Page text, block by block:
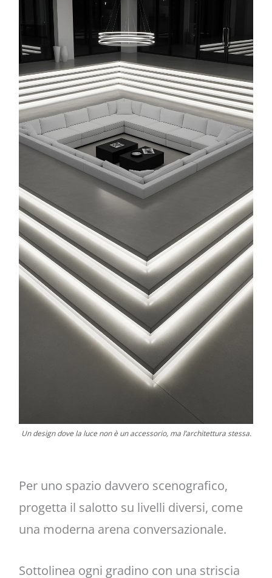
Un design dove la luce non è un accessorio, ma l’architettura stessa.
Per uno spazio davvero scenografico,
progetta il salotto su livelli diversi, come
una moderna arena conversazionale.
Sottolinea ogni gradino con una striscia